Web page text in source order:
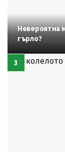
Невероятна
гърло?